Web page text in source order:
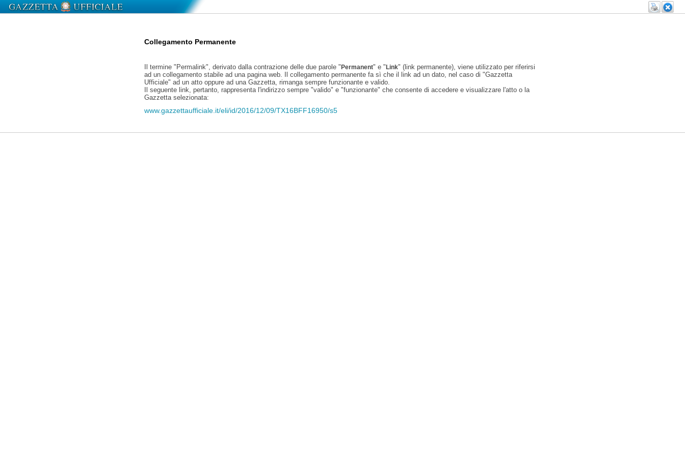
Collegamento Permanente
Il termine "Permalink", derivato dalla contrazione delle due parole "Permanent" e "Link" (link permanente), viene utilizzato per riferirsi
ad un collegamento stabile ad una pagina web. Il collegamento permanente fa sì che il link ad un dato, nel caso di "Gazzetta
Ufficiale" ad un atto oppure ad una Gazzetta, rimanga sempre funzionante e valido.
Il seguente link, pertanto, rappresenta l'indirizzo sempre "valido" e "funzionante" che consente di accedere e visualizzare l'atto o la
Gazzetta selezionata:
www.gazzettaufficiale.it/eli/id/2016/12/09/TX16BFF16950/s5